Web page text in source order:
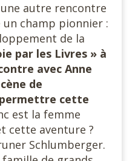
autre rencontre
un champ pionnier :
de la
par les Livres » à
avec Anne
de
permettre cette
est la femme
cette aventure ?
Schlumberger.